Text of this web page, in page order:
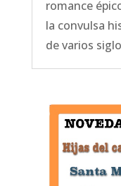
romance
la convulsa
de varios